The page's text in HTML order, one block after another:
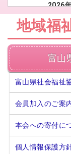
2026
福祉人材センター
ジアップ動画広告
施について
2026
【法人
TOYAMA 2026に
2026
ソウェルクラブ
会
2026
ソウェルクラブ
そ
した。
2026
福祉カレッジ
№29
地域福
富山
富山県社会福祉
会員加入のご案
本会への寄付に
個人情報保護方